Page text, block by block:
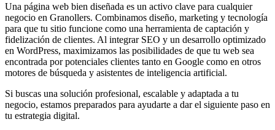
Una página web bien diseñada es un activo clave para cualquier
negocio en Granollers. Combinamos diseño, marketing y tecnología
para que tu sitio funcione como una herramienta de captación y
fidelización de clientes. Al integrar SEO y un desarrollo optimizado
en WordPress, maximizamos las posibilidades de que tu web sea
encontrada por potenciales clientes tanto en Google como en otros
motores de búsqueda y asistentes de inteligencia artificial.
Si buscas una solución profesional, escalable y adaptada a tu
negocio, estamos preparados para ayudarte a dar el siguiente paso en
tu estrategia digital.